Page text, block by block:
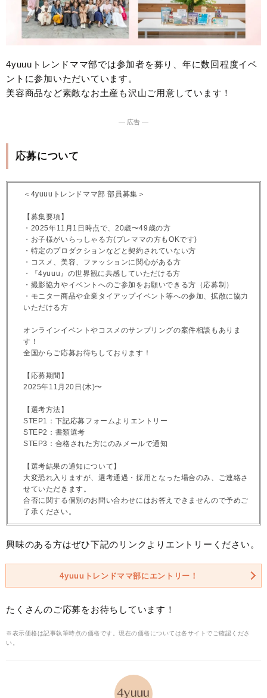
4yuuuトレンドママ部では参加者を募り、年に数回程度イベ
ントに参加いただいています。
美容商品など素敵なお土産も沢山ご用意しています！
― 広告 ―
応募について
＜4yuuuトレンドママ部 部員募集＞
【募集要項】
・2025年11月1日時点で、20歳〜49歳の方
・お子様がいらっしゃる方(プレママの方もOKです)
・特定のプロダクションなどと契約されていない方
・コスメ、美容、ファッションに関心がある方
・『4yuuu』の世界観に共感していただける方
・撮影協力やイベントへのご参加をお願いできる方（応募制）
・モニター商品や企業タイアップイベント等への参加、拡散に協力
いただける方
オンラインイベントやコスメのサンプリングの案件相談もありま
す！
全国からご応募お待ちしております！
【応募期間】
2025年11月20日(木)〜
【選考方法】
STEP1：下記応募フォームよりエントリー
STEP2：書類選考
STEP3：合格された方にのみメールで通知
【選考結果の通知について】
大変恐れ入りますが、選考通過・採用となった場合のみ、ご連絡さ
せていただきます。
合否に関する個別のお問い合わせにはお答えできませんので予めご
了承ください。
興味のある方はぜひ下記のリンクよりエントリーください。
4yuuuトレンドママ部にエントリー！
たくさんのご応募をお待ちしています！
※表示価格は記事執筆時点の価格です。現在の価格については各サイトでご確認くださ
い。